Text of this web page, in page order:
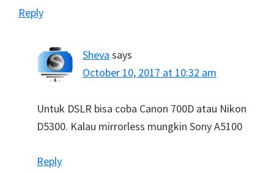
Reply
Sheva says
October 10, 2017 at 10:32 am
Untuk DSLR bisa coba Canon 700D atau Nikon
D5300. Kalau mirrorless mungkin Sony A5100
Reply